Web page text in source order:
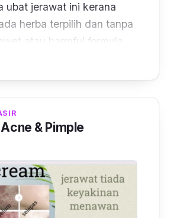
ubat jerawat ini kerana
herba terpilih dan tanpa
atau harmful formula
sebagainya.
pada kulit bermasalah.
jerawat ini boleh mematikan
bintik merah dan
untuk mengurangkan
muka dan badan.
& Pimple